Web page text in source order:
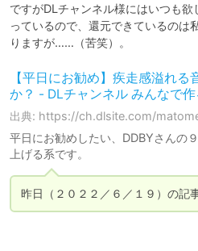
ですがDLチャンネル様にはいつも欲
っているので、還元できているのは
りますが……（苦笑）。
【平日にお勧め】疾走感溢れ
か？ - DLチャンネル みんなで作
出典: https://ch.dlsite.com/
平日にお勧めしたい、DDBYさんの
上げる系です。
昨日（２０２２／６／１９）の記